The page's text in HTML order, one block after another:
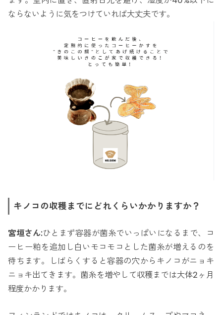
ならないように気をつけていれば大丈夫です。
キノコの収穫までにどれくらいかかりますか？
宮垣さん:ひとまず容器が菌糸でいっぱいになるまで、コ
ーヒー粕を追加し白いモコモコとした菌糸が増えるのを
待ちます。しばらくすると容器の穴からキノコがニョキ
ニョキ出てきます。菌糸を増やして収穫までは大体2ヶ月
程度かかります。